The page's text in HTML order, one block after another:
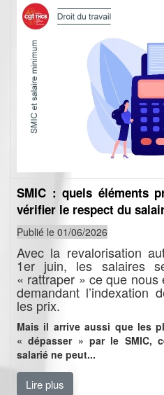
SMIC : quels éléments
vérifier le respect du
Publié le 01/06/2026
Avec la revalorisation
1er juin, les salaires
« rattraper » ce que
demandant l’indexation
les prix.
Mais il arrive aussi que les
« dépasser » par le SMIC,
salarié ne peut...
Lire plus